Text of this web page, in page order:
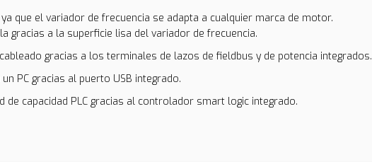
que el variador de frecuencia se adapta a cualquier marca de motor.
gracias a la superficie lisa del variador de frecuencia.
gracias a los terminales de lazos de fieldbus y de potencia integrados.
PC gracias al puerto USB integrado.
de capacidad PLC gracias al controlador smart logic integrado.